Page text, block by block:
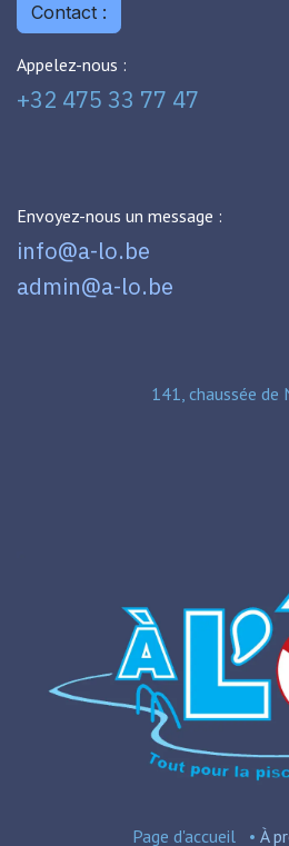
Contact :
Appelez-nous :
+32 475 33 77 47
Envoyez-nous un message :
info@a-lo.be
admin@a-lo.be
141, chaussée
Page d'accueil • À